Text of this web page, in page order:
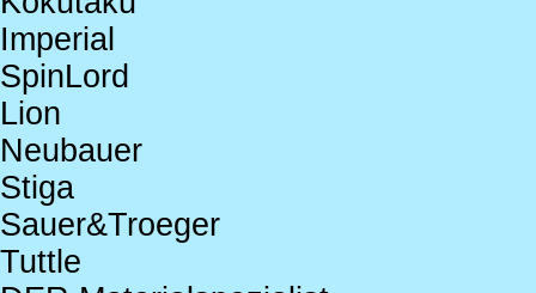
Imperial
SpinLord
Lion
Neubauer
Stiga
Sauer&Troeger
Tuttle